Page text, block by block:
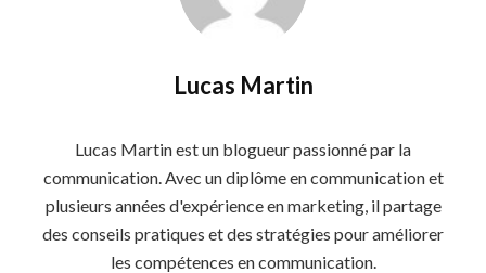
Lucas Martin
Lucas Martin est un blogueur passionné par la
communication. Avec un diplôme en communication et
plusieurs années d'expérience en marketing, il partage
des conseils pratiques et des stratégies pour améliorer
les compétences en communication.